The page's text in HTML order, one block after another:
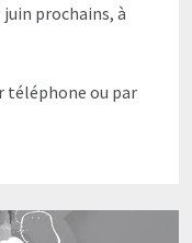
prochains, à
téléphone ou par